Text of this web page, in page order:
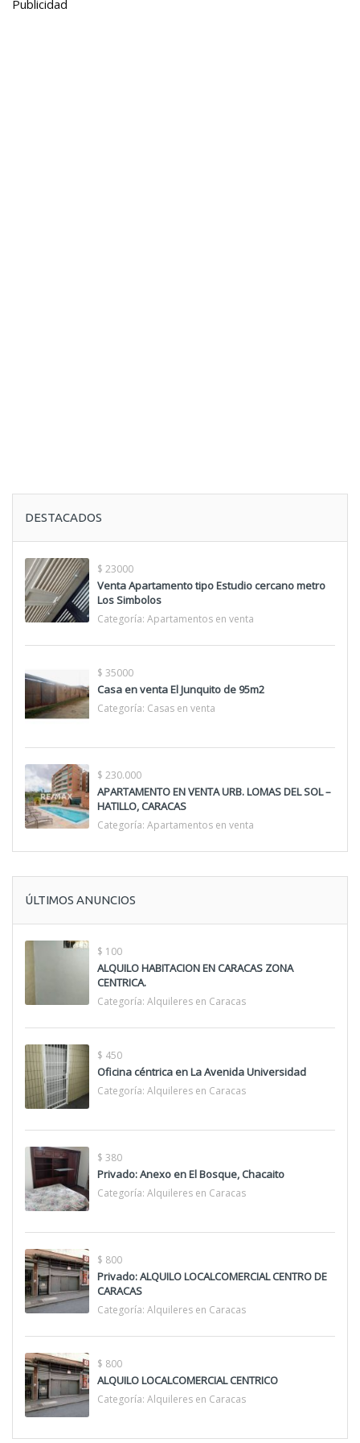
Publicidad
DESTACADOS
$ 23000
Venta Apartamento tipo Estudio cercano metro
Los Simbolos
Categoría: Apartamentos en venta
$ 35000
Casa en venta El Junquito de 95m2
Categoría: Casas en venta
$ 230.000
APARTAMENTO EN VENTA URB. LOMAS DEL SOL –
HATILLO, CARACAS
Categoría: Apartamentos en venta
ÚLTIMOS ANUNCIOS
$ 100
ALQUILO HABITACION EN CARACAS ZONA
CENTRICA.
Categoría: Alquileres en Caracas
$ 450
Oficina céntrica en La Avenida Universidad
Categoría: Alquileres en Caracas
$ 380
Privado: Anexo en El Bosque, Chacaito
Categoría: Alquileres en Caracas
$ 800
Privado: ALQUILO LOCALCOMERCIAL CENTRO DE
CARACAS
Categoría: Alquileres en Caracas
$ 800
ALQUILO LOCALCOMERCIAL CENTRICO
Categoría: Alquileres en Caracas